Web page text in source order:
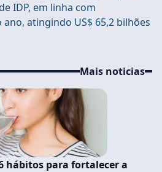
IDP, em linha com
atingindo US$ 65,2 bilhões
Mais noticias
hábitos para fortalecer a